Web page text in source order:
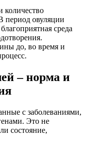
количество
период овуляции
среда
до, во время и
– норма и
с заболеваниями,
Это не
состояние,